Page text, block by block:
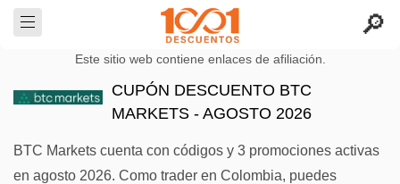
Este sitio web contiene enlaces de afiliación.
CUPÓN DESCUENTO BTC
MARKETS - AGOSTO 2026
BTC Markets cuenta con códigos y 3 promociones activas
en agosto 2026. Como trader en Colombia, puedes